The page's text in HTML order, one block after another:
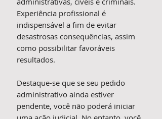
Experiência profissional é
indispensável a fim de evitar
desastrosas consequências, assim
como possibilitar favoráveis
resultados.
Destaque-se que se seu pedido
administrativo ainda estiver
pendente, você não poderá iniciar